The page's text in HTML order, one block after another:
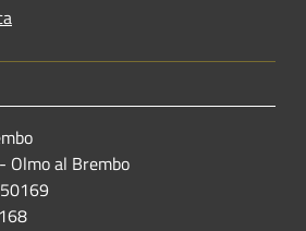
Olmo al Brembo